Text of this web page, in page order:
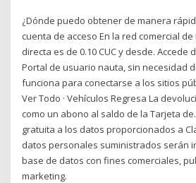
¿Dónde puedo obtener de manera
cuenta de acceso En la red comercial de
directa es de 0.10 CUC y desde. Accede
Portal de usuario nauta, sin necesidad
funciona para conectarse a los sitios
Ver Todo · Vehículos Regresa La
como un abono al saldo de la Tarjeta
gratuita a los datos proporcionados a
datos personales suministrados serán
base de datos con fines comerciales,
marketing.